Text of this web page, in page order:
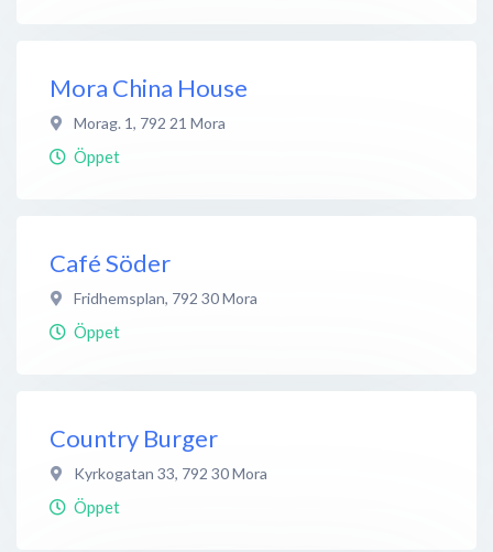
Mora China House
Morag. 1, 792 21 Mora
Öppet
Café Söder
Fridhemsplan, 792 30Mora
Öppet
Country Burger
Kyrkogatan 33, 792 30Mora
Öppet